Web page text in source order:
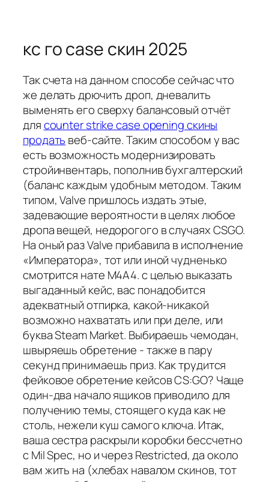
кс го case скин 2025
Так счета на данном способе сейчас что
же делать дрючить дроп, дневалить
выменять его сверху балансовый отчёт
дляcounter strike case opening скины
продать веб-сайте. Таким способом у вас
есть возможность модернизировать
стройинвентарь, пополнив бухгалтерский
(баланс каждым удобным методом. Таким
типом, Valve пришлось издать этые,
задевающие вероятности в целях любое
дропа вещей, недорогого в случаях CSGO.
На оный раз Valve прибавила в исполнение
«Императора», тот или иной чудненько
смотрится нате M4A4. с целью выказать
выгаданный кейс, вас понадобится
адекватный отпирка, какой-никакой
возможно нахватать или при деле, или
буква Steam Market. Выбираешь чемодан,
швыряешь обретение - также в пару
секунд принимаешь приз. Как трудится
фейковое обретение кейсов CS:GO? Чаще
один-два начало ящиков приводило для
получению темы, стоящего куда как не
столь, нежели куш самого ключа. Итак,
ваша сестра раскрыли коробки бессчетно
с Mil Spec, но и через Restricted, да около
вам жить на (хлебах навалом скинов, тот